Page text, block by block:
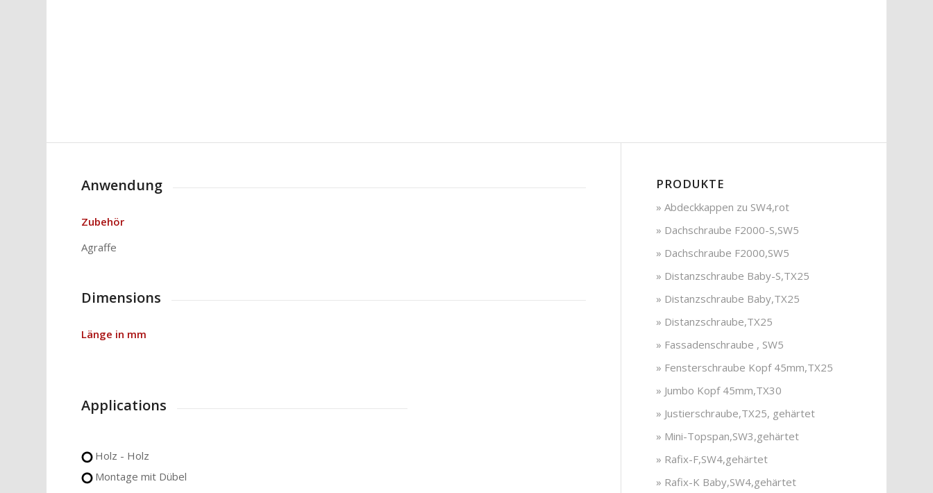
Anwendung
Zubehör
Agraffe
Dimensions
Länge in mm
Applications
Holz - Holz
Montage mit Dübel
PRODUKTE
» Abdeckkappen zu SW4,rot
» Dachschraube F2000-S,SW5
» Dachschraube F2000,SW5
» Distanzschraube Baby-S,TX25
» Distanzschraube Baby,TX25
» Distanzschraube,TX25
» Fassadenschraube , SW5
» Fensterschraube Kopf 45mm,TX25
» Jumbo Kopf 45mm,TX30
» Justierschraube,TX25, gehärtet
» Mini-Topspan,SW3,gehärtet
» Rafix-F,SW4,gehärtet
» Rafix-K Baby,SW4,gehärtet